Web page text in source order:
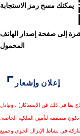
يمكنك مسح رمز الاستجابة
إلى صفحة إصدار الهاتف
المحمول
إعلان وإشعار
في ذلك فن الإستذكار) ، وتبادل
تكون مصممة لتأمين الملكية الخاصة.
في نشاط الإنزال الجوي وجميع